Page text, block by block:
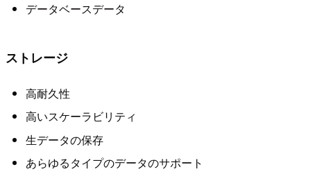
データベースデータ
ストレージ
高耐久性
高いスケーラビリティ
生データの保存
あらゆるタイプのデータのサポート